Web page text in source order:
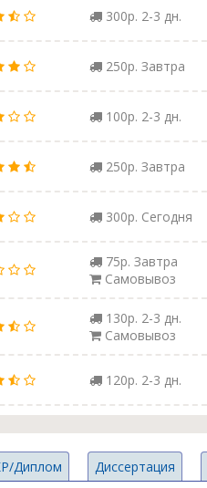
300р. 2-3 дн.
250р. Завтра
100р. 2-3 дн.
250р. Завтра
300р. Сегодня
75р. Завтра
Самовывоз
130р. 2-3 дн.
Самовывоз
120р. 2-3 дн.
Диплом Диссертация